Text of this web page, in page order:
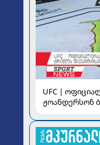
UFC |
ჟოანდერსონ